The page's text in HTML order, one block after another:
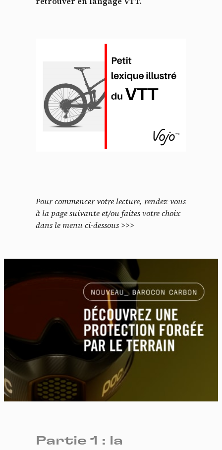
Pour commencer votre lecture, rendez-vous
à la page suivante et/ou faites votre choix
dans le menu ci-dessous >>>
Partie 1 : la